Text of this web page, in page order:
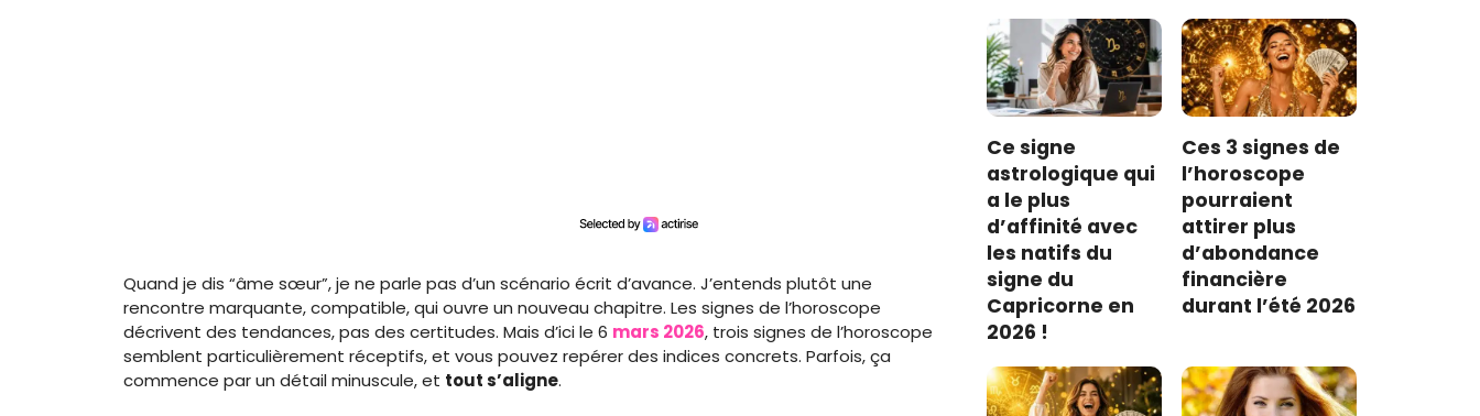
Quand je dis “âme sœur”, je ne parle pas d’un scénario écrit d’avance. J’entends plutôt une
rencontre marquante, compatible, qui ouvre un nouveau chapitre. Les signes de l’horoscope
décrivent des tendances, pas des certitudes. Mais d’ici le 6 mars 2026, trois signes de l’horoscope
semblent particulièrement réceptifs, et vous pouvez repérer des indices concrets. Parfois, ça
commence par un détail minuscule, et tout s’aligne.
Ce signe
astrologique qui
a le plus
d’affinité avec
les natifs du
signe du
Capricorne en
2026 !
Ces 3 signes de
l’horoscope
pourraient
attirer plus
d’abondance
financière
durant l’été 2026